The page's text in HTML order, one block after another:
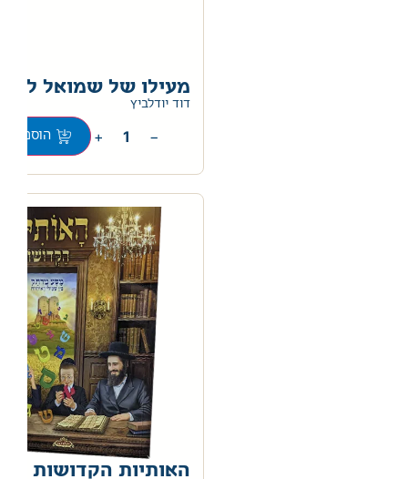
מעילו של שמואל
דוד יודלביץ
−
+ הוספה
האותיות הקדושות